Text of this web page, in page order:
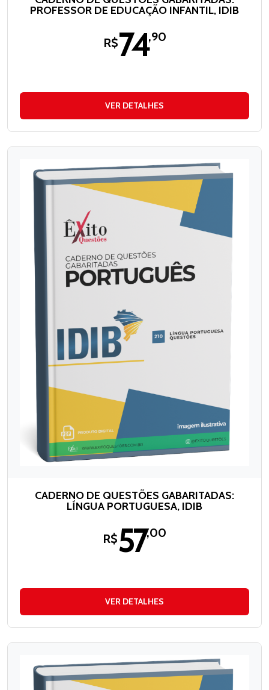
PROFESSOR DE EDUCAÇÃO INFANTIL, IDIB
R$74,90
VER DETALHES
CADERNO DE QUESTÕES GABARITADAS:
LÍNGUA PORTUGUESA, IDIB
R$57,00
VER DETALHES